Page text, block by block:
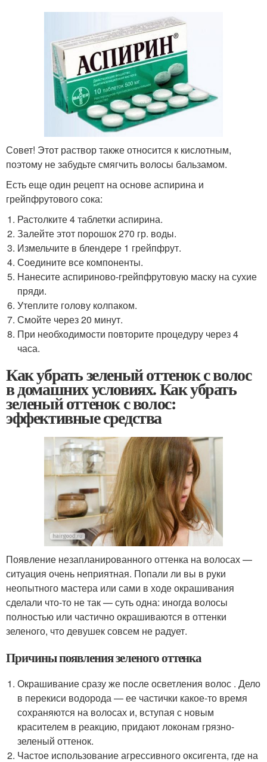
Совет! Этот раствор также относится к кислотным,
поэтому не забудьте смягчить волосы бальзамом.
Есть еще один рецепт на основе аспирина и
грейпфрутового сока:
Растолките 4 таблетки аспирина.
Залейте этот порошок 270 гр. воды.
Измельчите в блендере 1 грейпфрут.
Соедините все компоненты.
Нанесите аспириново-грейпфрутовую маску на сухие
пряди.
Утеплите голову колпаком.
Смойте через 20 минут.
При необходимости повторите процедуру через 4
часа.
Как убрать зеленый оттенок с волос
в домашних условиях. Как убрать
зеленый оттенок с волос:
эффективные средства
Появление незапланированного оттенка на волосах —
ситуация очень неприятная. Попали ли вы в руки
неопытного мастера или сами в ходе окрашивания
сделали что-то не так — суть одна: иногда волосы
полностью или частично окрашиваются в оттенки
зеленого, что девушек совсем не радует.
Причины появления зеленого оттенка
Окрашивание сразу же после осветления волос . Дело
в перекиси водорода — ее частички какое-то время
сохраняются на волосах и, вступая с новым
красителем в реакцию, придают локонам грязно-
зеленый оттенок.
Частое использование агрессивного оксигента, где на